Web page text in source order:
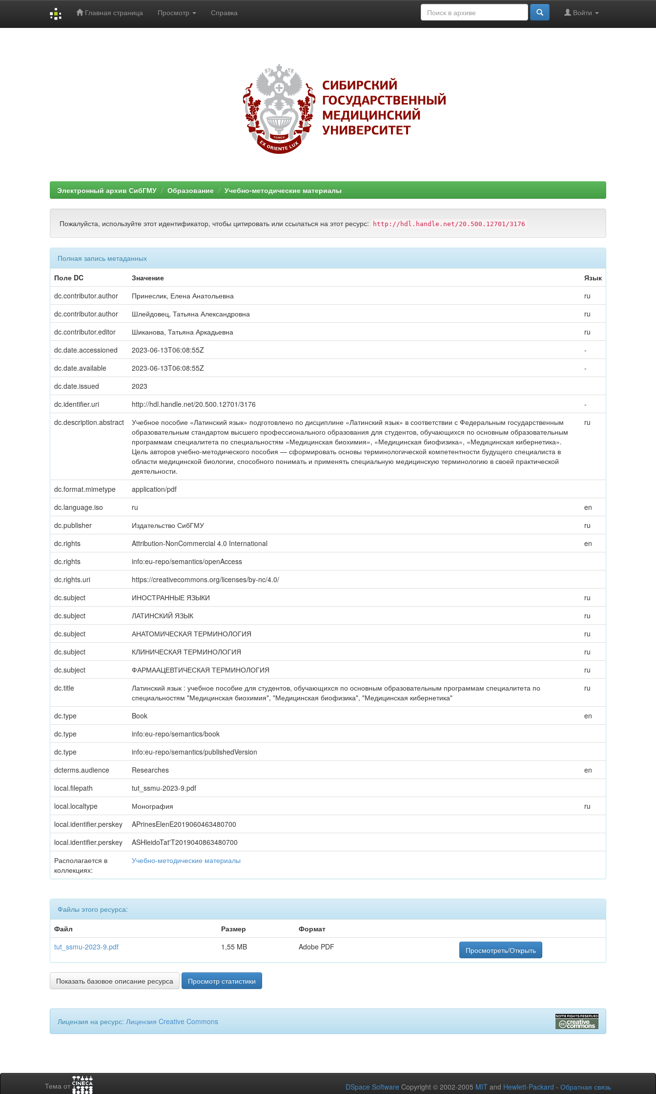
Главная страница Просмотр Справка Войти
Электронный архив СибГМУ Образование Учебно-методические материалы
Пожалуйста, используйте этот идентификатор, чтобы цитировать или ссылаться на этот ресурс: http://hdl.handle.net/20.500.12701/3176
Полная запись метаданных
Поле DC
Значение
Язык
dc.contributor.author
Принеслик, Елена Анатольевна
ru
dc.contributor.author
Шлейдовец, Татьяна Александровна
ru
dc.contributor.editor
Шиканова, Татьяна Аркадьевна
ru
dc.date.accessioned
2023-06-13T06:08:55Z
-
dc.date.available
2023-06-13T06:08:55Z
-
dc.date.issued
2023
dc.identifier.uri
http://hdl.handle.net/20.500.12701/3176
-
dc.description.abstract
Учебное пособие «Латинский язык» подготовлено по дисциплине «Латинский язык» в соответствии с Федеральным государственным
образовательным стандартом высшего профессионального образования для студентов, обучающихся по основным образовательным
программам специалитета по специальностям «Медицинская биохимия», «Медицинская биофизика», «Медицинская кибернетика».
Цель авторов учебно-методического пособия — сформировать основы терминологической компетентности будущего специалиста в
области медицинской биологии, способного понимать и применять специальную медицинскую терминологию в своей практической
деятельности.
ru
dc.format.mimetype
application/pdf
dc.language.iso
ru
en
dc.publisher
Издательство СибГМУ
ru
dc.rights
Attribution-NonCommercial 4.0 International
en
dc.rights
info:eu-repo/semantics/openAccess
dc.rights.uri
https://creativecommons.org/licenses/by-nc/4.0/
dc.subject
ИНОСТРАННЫЕ ЯЗЫКИ
ru
dc.subject
ЛАТИНСКИЙ ЯЗЫК
ru
dc.subject
АНАТОМИЧЕСКАЯ ТЕРМИНОЛОГИЯ
ru
dc.subject
КЛИНИЧЕСКАЯ ТЕРМИНОЛОГИЯ
ru
dc.subject
ФАРМААЦЕВТИЧЕСКАЯ ТЕРМИНОЛОГИЯ
ru
dc.title
Латинский язык : учебное пособие для студентов, обучающихся по основным образовательным программам специалитета по
специальностям "Медицинская биохимия", "Медицинская биофизика", "Медицинская кибернетика"
ru
dc.type Book
en
dc.type
info:eu-repo/semantics/book
dc.type
info:eu-repo/semantics/publishedVersion
dcterms.audience
Researches
en
local.filepath
tut_ssmu-2023-9.pdf
local.localtype
Монография
ru
local.identifier.perskey
APrinesElenE2019060463480700
local.identifier.perskey
ASHleidoTat'T2019040863480700
Располагается в
коллекциях:
Учебно-методические материалы
Файлы этого ресурса:
Файл
Размер
Формат
tut_ssmu-2023-9.pdf
1,55 MB Adobe PDF Просмотреть/Открыть
Показать базовое описание ресурса Просмотр статистики
Лицензия на ресурс: Лицензия Creative Commons
Тема от DSpace Software Copyright © 2002-2005 MIT and Hewlett-Packard - Обратная связь